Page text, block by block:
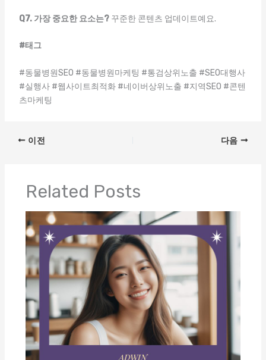
Q7. 가장 중요한 요소는?꾸준한 콘텐츠 업데이트예요.
#태그
#동물병원SEO #동물병원마케팅 #통검상위노출 #SEO대행사
#실행사 #웹사이트최적화 #네이버상위노출 #지역SEO #콘텐
츠마케팅
이전 다음
Related Posts